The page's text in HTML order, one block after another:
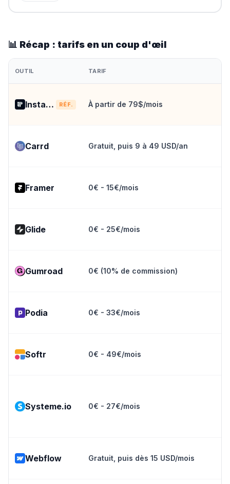
📊 Récap : tarifs en un coup d'œil
OUTIL TARIF
Instapage RÉF. À partir de 79$/mois
Carrd Gratuit, puis 9 à 49 USD/an
Framer 0€ - 15€/mois
Glide 0€ - 25€/mois
Gumroad 0€ (10% de commission)
Podia 0€ - 33€/mois
Softr 0€ - 49€/mois
Systeme.io 0€ - 27€/mois
Webflow Gratuit, puis dès 15 USD/mois